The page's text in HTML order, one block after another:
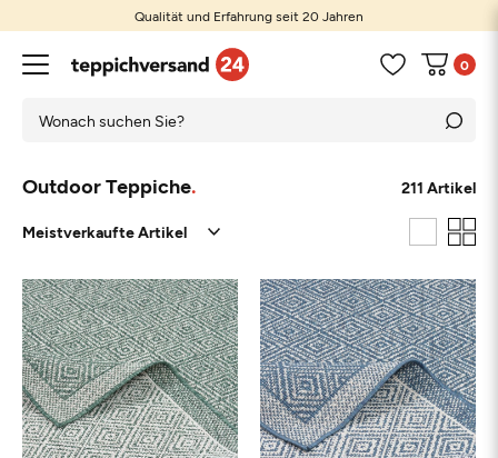
Qualität und Erfahrung seit 20 Jahren
0
Outdoor Teppiche 211 Artikel